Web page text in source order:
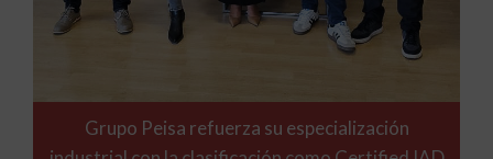
Grupo Peisa refuerza su especialización